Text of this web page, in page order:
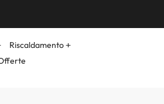
Riscaldamento